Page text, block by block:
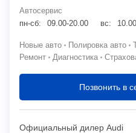
Автосервис
пн-сб:
09.00-20.00 вс:
Новые авто Полировка авто
Ремонт
Диагностика
Позвонить в
Официальный дилер Audi